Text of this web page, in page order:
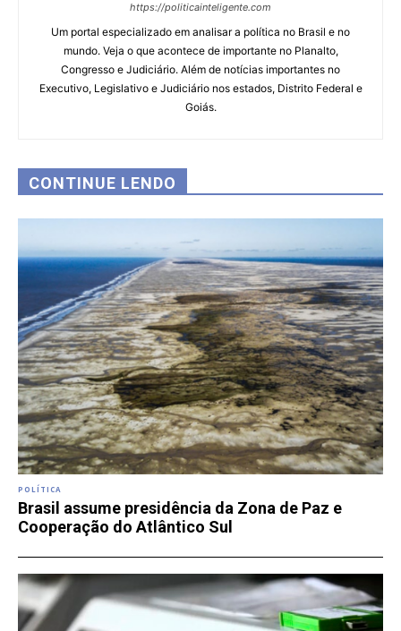
https://politicainteligente.com
Um portal especializado em analisar a política no Brasil e no
mundo. Veja o que acontece de importante no Planalto,
Congresso e Judiciário. Além de notícias importantes no
Executivo, Legislativo e Judiciário nos estados, Distrito Federal e
Goiás.
CONTINUE LENDO
POLÍTICA
Brasil assume presidência da Zona de Paz e
Cooperação do Atlântico Sul